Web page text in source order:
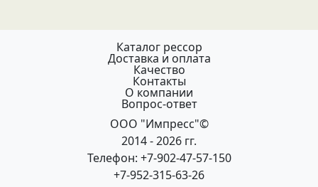
Каталог рессор
Доставка и оплата
Качество
Контакты
О компании
Вопрос-ответ
ООО "Импресс"©
2014 - 2026 гг.
Телефон: +7-902-47-57-150
+7-952-315-63-26